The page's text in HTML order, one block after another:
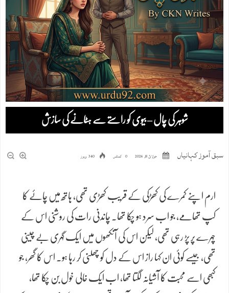
شوہر کی چال – بیوی کو راستے سے ہٹانے کی سازش
سبق آموز کہانیاں جولائ 8, 2026 0 کمنٹس 340 ویوز
ارم اپنے کمرے کی کھڑکی کے قریب کھڑی تھی، ہاتھ میں چائے کا
کپ تھامے، جو اب سرد ہو چکا تھا۔ چاندنی رات کی روشنی اس کے
چہرے پر پڑ رہی تھی، لیکن اس کی آنکھوں میں ایک گہری بے چینی
تھی، جیسے کوئی ان کہا راز اس کے دل کو چھلنی کر رہا ہو۔ اس کا گھر، جو
کبھی اسے محبت کا آشیانہ لگتا تھا، اب ایک خالی خول بن چکا تھا،